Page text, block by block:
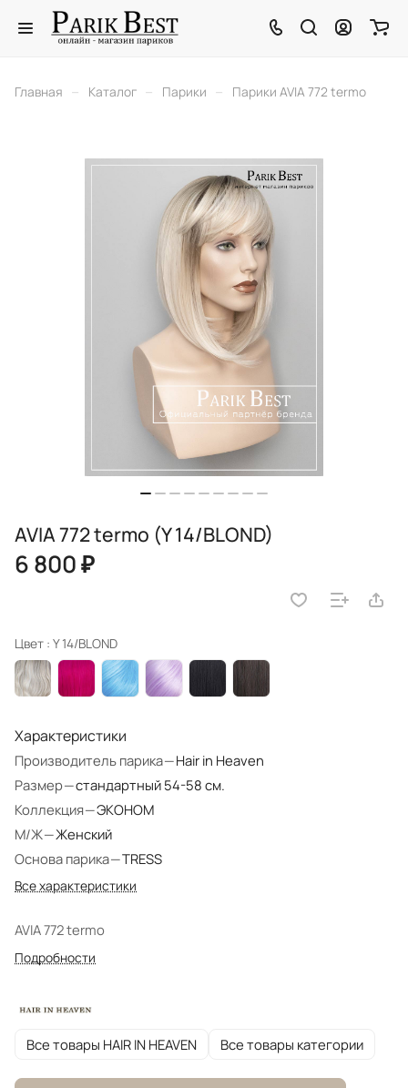
Главная – Каталог – Парики – Парики AVIA 772 termo
AVIA 772 termo (Y 14/BLOND)
6 800 ₽
Цвет : Y 14/BLOND
Характеристики
Производитель парика—Hair in Heaven
Размер—стандартный 54-58 см.
Коллекция—ЭКОНОМ
М/Ж—Женский
Основа парика—TRESS
Все характеристики
AVIA 772 termo
Подробности
Все товары HAIR IN HEAVEN Все товары категории